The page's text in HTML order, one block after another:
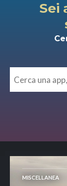
Sei
MISCELLANEA